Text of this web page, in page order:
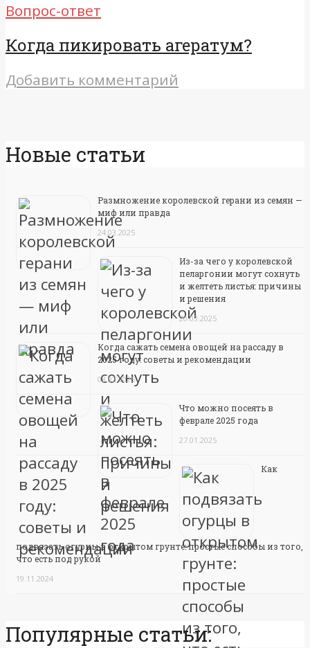
Вопрос-ответ
Когда пикировать агератум?
Добавить комментарий
Новые статьи
Размножение королевской герани из семян —
миф или правда
24.03.2025
Из-за чего у королевской
пеларгонии могут сохнуть
и желтеть листья: причины
и решения
20.03.2025
Когда сажать семена овощей на рассаду в
2025 году: советы и рекомендации
03.02.2025
Что можно посеять в
феврале 2025 года
27.01.2025
Как
подвязать огурцы в открытом грунте: простые способы из того,
что есть под рукой
19.11.2024
Популярные статьи: